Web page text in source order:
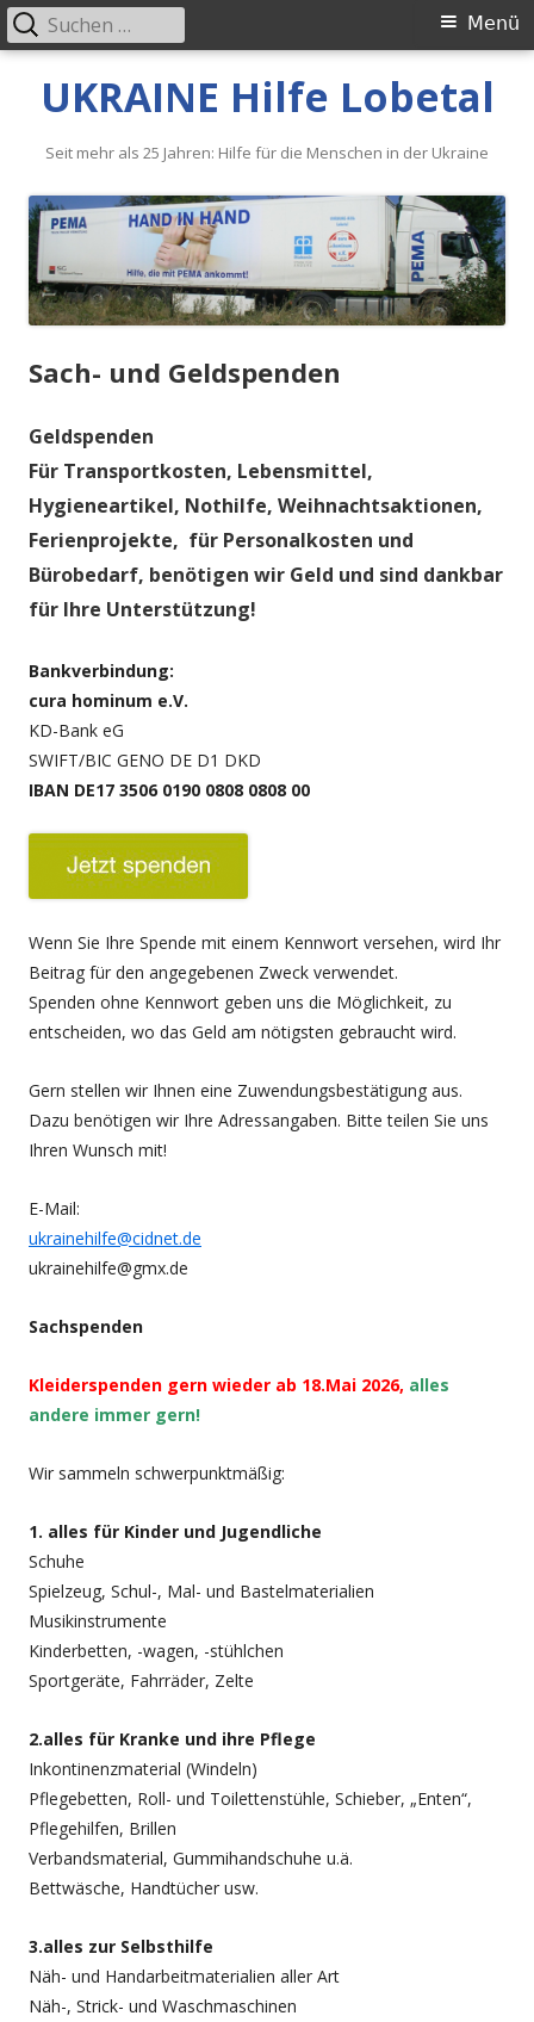
UKRAINE Hilfe Lobetal
Seit mehr als 25 Jahren: Hilfe für die Menschen in der Ukraine
Primäres
Menü
Menü
Suche
nach:
Sach- und Geldspenden
Geldspenden
Für Transportkosten, Lebensmittel,
Hygieneartikel, Nothilfe, Weihnachtsaktionen,
Ferienprojekte, für Personalkosten und
Bürobedarf, benötigen wir Geld und sind dankbar
für Ihre Unterstützung!
Bankverbindung:
cura hominum e.V.
KD-Bank eG
SWIFT/BIC GENO DE D1 DKD
IBAN DE17 3506 0190 0808 0808 00
Wenn Sie Ihre Spende mit einem Kennwort versehen, wird Ihr
Beitrag für den angegebenen Zweck verwendet.
Spenden ohne Kennwort geben uns die Möglichkeit, zu
entscheiden, wo das Geld am nötigsten gebraucht wird.
Gern stellen wir Ihnen eine Zuwendungsbestätigung aus.
Dazu benötigen wir Ihre Adressangaben. Bitte teilen Sie uns
Ihren Wunsch mit!
E-Mail:
ukrainehilfe@cidnet.de
ukrainehilfe@gmx.de
Sachspenden
Kleiderspenden gern wieder ab 18.Mai 2026, alles
andere immer gern!
Wir sammeln schwerpunktmäßig:
1. alles für Kinder und Jugendliche
Schuhe
Spielzeug, Schul-, Mal- und Bastelmaterialien
Musikinstrumente
Kinderbetten, -wagen, -stühlchen
Sportgeräte, Fahrräder, Zelte
2.alles für Kranke und ihre Pflege
Inkontinenzmaterial (Windeln)
Pflegebetten, Roll- und Toilettenstühle, Schieber, „Enten“,
Pflegehilfen, Brillen
Verbandsmaterial, Gummihandschuhe u.ä.
Bettwäsche, Handtücher usw.
3.alles zur Selbsthilfe
Näh- und Handarbeitmaterialien aller Art
Näh-, Strick- und Waschmaschinen